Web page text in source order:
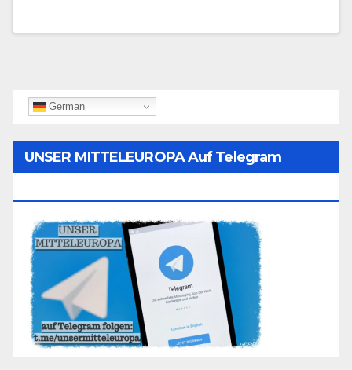
German
UNSER MITTELEUROPA Auf Telegram